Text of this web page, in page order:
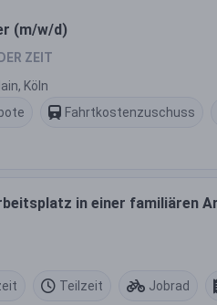
(m/w/d)
ZEIT
Köln
Fahrtkostenzuschuss
in einer familiären
Teilzeit Jobrad